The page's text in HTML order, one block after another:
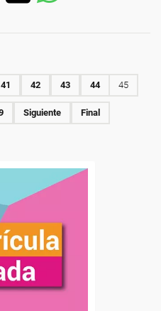
41 42 43 44 45
Siguiente Final